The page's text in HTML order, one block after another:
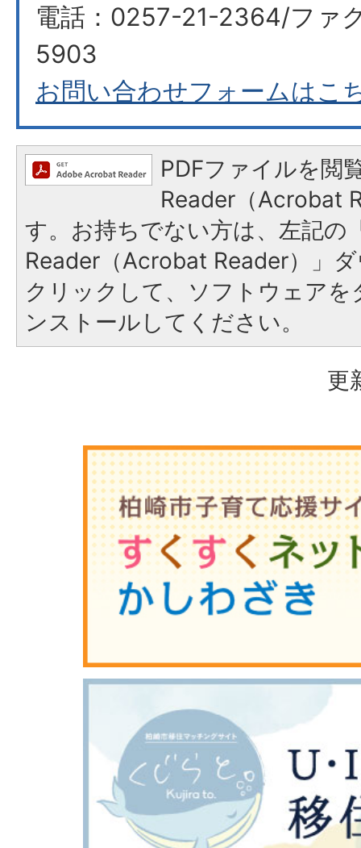
電話：0257-21-2364/ファ
5903
お問い合わせフォームはこ
PDFファイルを閲
Reader（Acrobat
す。お持ちでない方は、左記の
Reader（Acrobat Reader）」
クリックして、ソフトウェア
ンストールしてください。
更